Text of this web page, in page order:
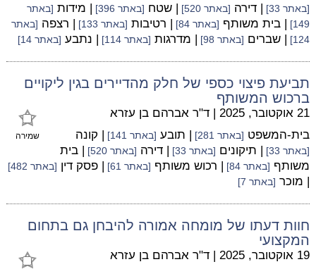
[באתר 33] | דירה [באתר 520] | שטח [באתר 396] | מידות [באתר
149]
| בית משותף [באתר 84] | רטיבות [באתר 133] | רצפה [באתר
124]
| שברים [באתר 98] | מדרגות [באתר 114] | נתבע [באתר 14]
תביעת פיצוי כספי של חלק מהדיירים בגין ליקויים
ברכוש המשותף
שמירה
21 אוקטובר, 2025 | ד"ר אברהם בן עזרא
בית-המשפט [באתר 281] | תובע [באתר 141] | קונה
[באתר 33] | תיקונים [באתר 33] | דירה [באתר 520]
| בית
משותף [באתר 84] | רכוש משותף [באתר 61] | פסק דין [באתר 482]
| מוכר [באתר 7]
חוות דעתו של מומחה אמורה להיבחן גם בתחום
המקצועי
19 אוקטובר, 2025 | ד"ר אברהם בן עזרא